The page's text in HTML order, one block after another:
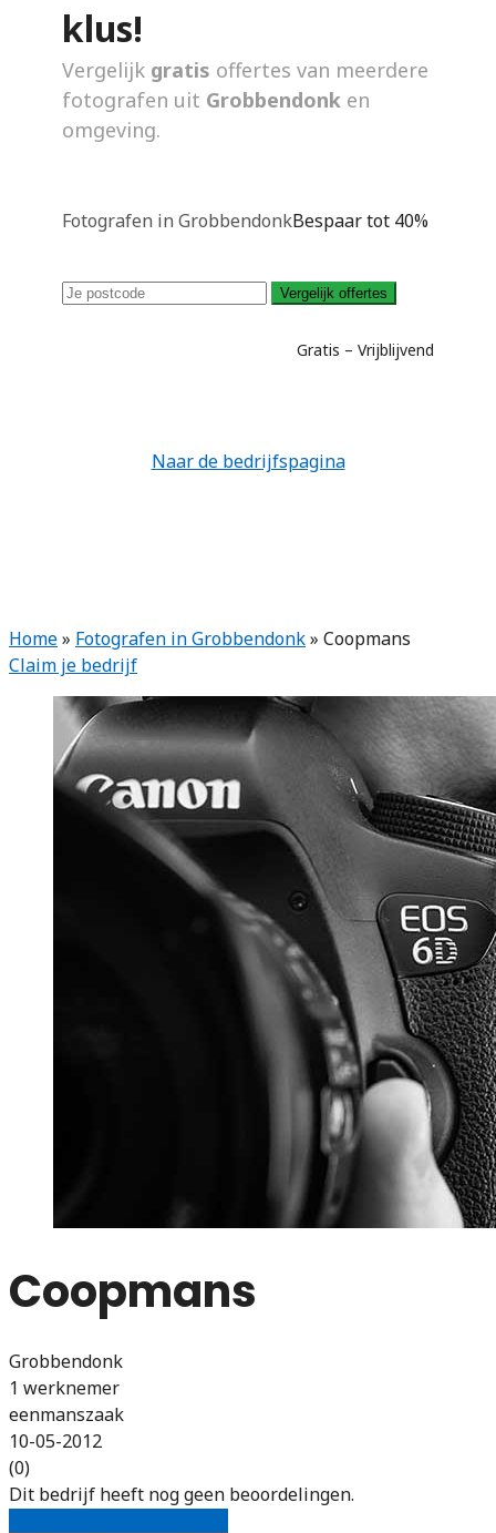
klus!
Vergelijk gratis offertes van meerdere
fotografen uit Grobbendonk en
omgeving.
Fotografen in GrobbendonkBespaar tot 40%
Vergelijk offertes
Gratis – Vrijblijvend
Naar de bedrijfspagina
Home» Fotografen in Grobbendonk» Coopmans
Claim je bedrijf
Coopmans
Grobbendonk
1 werknemer
eenmanszaak
10-05-2012
(0)
Dit bedrijf heeft nog geen beoordelingen.